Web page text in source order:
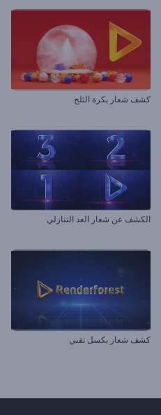
كشف شعار بكرة الثلج
الكشف عن شعار العد التنازلي
كشف شعار بكسل تقني